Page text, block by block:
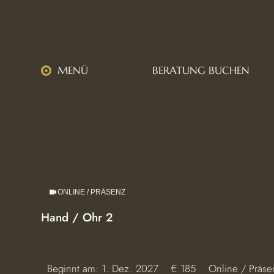
MENÜ BERATUNG BUCHEN
ONLINE / PRÄSENZ
Hand / Ohr 2
Beginnt am: 1. Dez. 2027
Euro
€ 185 Online /